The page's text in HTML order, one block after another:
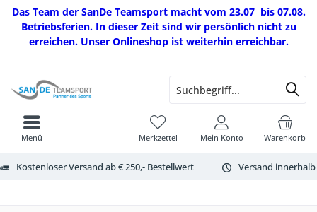
Das Team der SanDe Teamsport macht vom 23.07 bis 07.08.
Betriebsferien. In dieser Zeit sind wir persönlich nicht zu
erreichen. Unser Onlineshop ist weiterhin erreichbar.
Kostenloser Versand ab € 250,- Bestellwert Versand
Warenkorb
Merkzettel Mein Konto
Menü